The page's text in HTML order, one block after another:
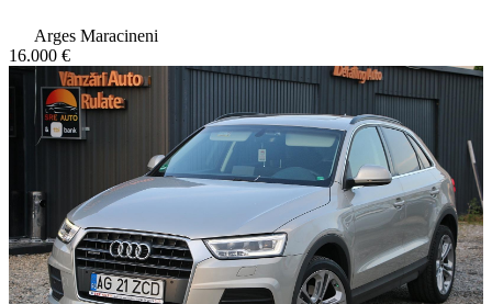
Arges Maracineni
16.000 €